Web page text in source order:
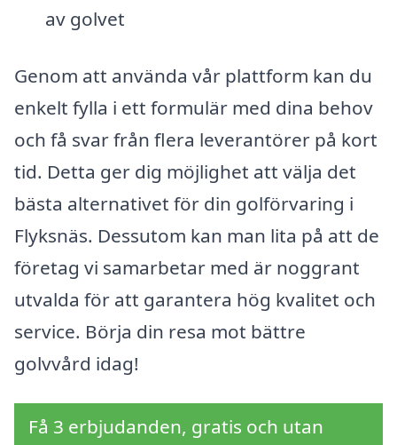
av golvet
Genom att använda vår plattform kan du
enkelt fylla i ett formulär med dina behov
och få svar från flera leverantörer på kort
tid. Detta ger dig möjlighet att välja det
bästa alternativet för din golförvaring i
Flyksnäs. Dessutom kan man lita på att de
företag vi samarbetar med är noggrant
utvalda för att garantera hög kvalitet och
service. Börja din resa mot bättre
golvvård idag!
Få 3 erbjudanden, gratis och utan